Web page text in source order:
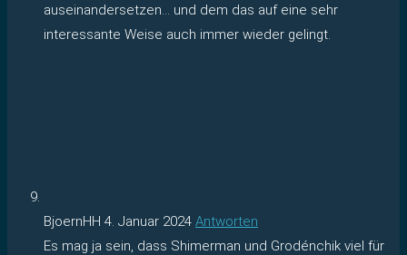
auseinandersetzen… und dem das auf eine sehr
interessante Weise auch immer wieder gelingt.
BjoernHH 4. Januar 2024 Antworten
Es mag ja sein, dass Shimerman und Grodénchik viel für